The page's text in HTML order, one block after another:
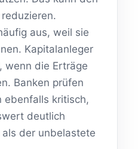
aus, weil sie
Kapitalanleger
wenn die Erträge
Banken prüfen
ebenfalls kritisch,
deutlich
der unbelastete